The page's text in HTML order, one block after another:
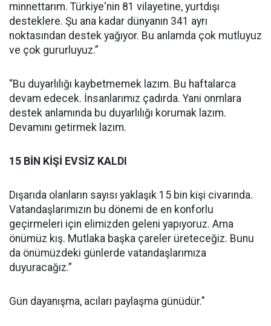
minnettarım. Türkiye'nin 81 vilayetine, yurtdışı
desteklere. Şu ana kadar dünyanın 341 ayrı
noktasından destek yağıyor. Bu anlamda çok mutluyuz
ve çok gururluyuz.”
“Bu duyarlılığı kaybetmemek lazım. Bu haftalarca
devam edecek. İnsanlarımız çadırda. Yani onmlara
destek anlamında bu duyarlılığı korumak lazım.
Devamını getirmek lazım.
15 BİN KİŞİ EVSİZ KALDI
Dışarıda olanların sayısı yaklaşık 15 bin kişi civarında.
Vatandaşlarımızın bu dönemi de en konforlu
geçirmeleri için elimizden geleni yapıyoruz. Ama
önümüz kış. Mutlaka başka çareler üreteceğiz. Bunu
da önümüzdeki günlerde vatandaşlarımıza
duyuracağız.”
Gün dayanışma, acıları paylaşma günüdür."